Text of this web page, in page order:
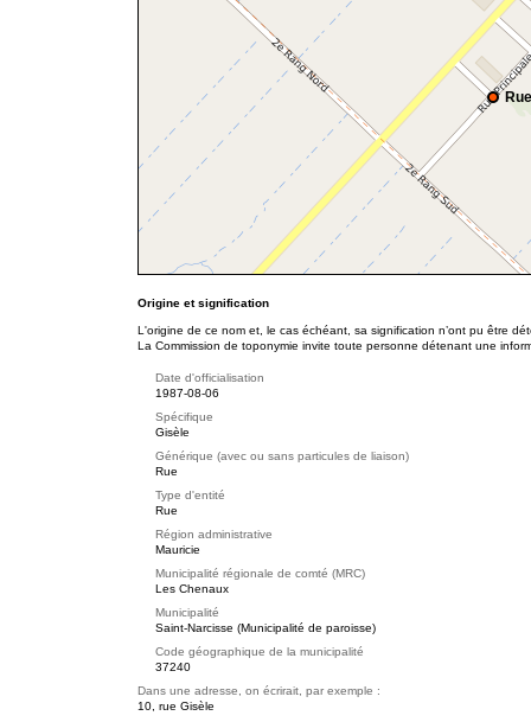
Origine et signification
L'origine de ce nom et, le cas échéant, sa signification n’ont pu être
La Commission de toponymie invite toute personne détenant une
Date d'officialisation
1987-08-06
Spécifique
Gisèle
Générique (avec ou sans particules de liaison)
Rue
Type d'entité
Rue
Région administrative
Mauricie
Municipalité régionale de comté (MRC)
Les Chenaux
Municipalité
Saint-Narcisse (Municipalité de paroisse)
Code géographique de la municipalité
37240
Dans une adresse, on écrirait, par exemple :
10, rue Gisèle